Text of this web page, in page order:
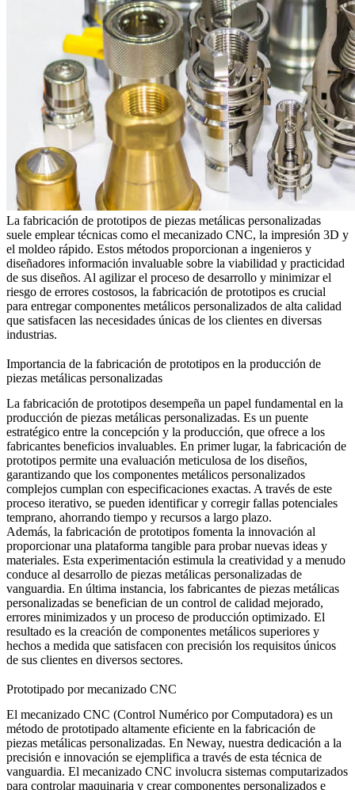
La fabricación de prototipos de piezas metálicas personalizadas
suele emplear técnicas como el mecanizado CNC, la impresión 3D y
el moldeo rápido. Estos métodos proporcionan a ingenieros y
diseñadores información invaluable sobre la viabilidad y practicidad
de sus diseños. Al agilizar el proceso de desarrollo y minimizar el
riesgo de errores costosos, la fabricación de prototipos es crucial
para entregar componentes metálicos personalizados de alta calidad
que satisfacen las necesidades únicas de los clientes en diversas
industrias.
Importancia de la fabricación de prototipos en la producción de
piezas metálicas personalizadas
La fabricación de prototipos desempeña un papel fundamental en la
producción de piezas metálicas personalizadas. Es un puente
estratégico entre la concepción y la producción, que ofrece a los
fabricantes beneficios invaluables. En primer lugar, la fabricación de
prototipos permite una evaluación meticulosa de los diseños,
garantizando que los componentes metálicos personalizados
complejos cumplan con especificaciones exactas. A través de este
proceso iterativo, se pueden identificar y corregir fallas potenciales
temprano, ahorrando tiempo y recursos a largo plazo.
Además, la fabricación de prototipos fomenta la innovación al
proporcionar una plataforma tangible para probar nuevas ideas y
materiales. Esta experimentación estimula la creatividad y a menudo
conduce al desarrollo de piezas metálicas personalizadas de
vanguardia. En última instancia, los fabricantes de piezas metálicas
personalizadas se benefician de un control de calidad mejorado,
errores minimizados y un proceso de producción optimizado. El
resultado es la creación de componentes metálicos superiores y
hechos a medida que satisfacen con precisión los requisitos únicos
de sus clientes en diversos sectores.
Prototipado por mecanizado CNC
El mecanizado CNC (Control Numérico por Computadora) es un
método de prototipado altamente eficiente en la fabricación de
piezas metálicas personalizadas. En Neway, nuestra dedicación a la
precisión e innovación se ejemplifica a través de esta técnica de
vanguardia. El mecanizado CNC involucra sistemas computarizados
para controlar maquinaria y crear componentes personalizados e